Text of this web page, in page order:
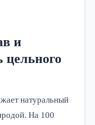
и
цельного
натуральный
На 100